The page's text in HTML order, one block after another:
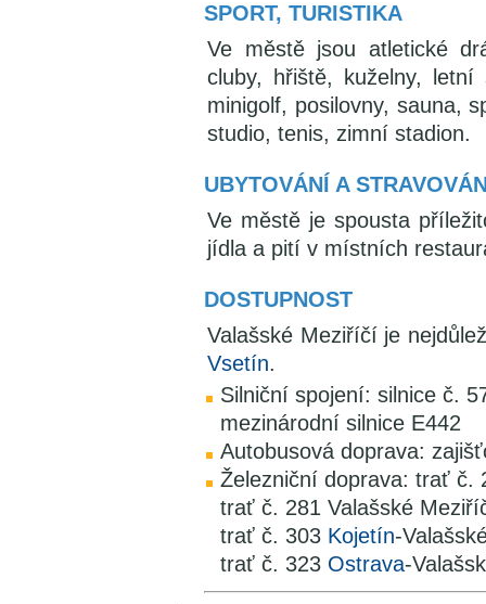
SPORT, TURISTIKA
Ve městě jsou atletické
cluby, hřiště, kuželny, letní
minigolf, posilovny, sauna,
studio, tenis, zimní stadion.
UBYTOVÁNÍ A
Ve městě je spousta
jídla a pití v místních
DOSTUPNOST
Valašské Meziříčí je
Vsetín.
Silniční spojení: silnice č.
mezinárodní silnice E442
Autobusová doprava:
Železniční doprava: trať č.
trať č. 281 Valašské
trať č. 303 Kojetín-
trať č. 323 Ostrava-